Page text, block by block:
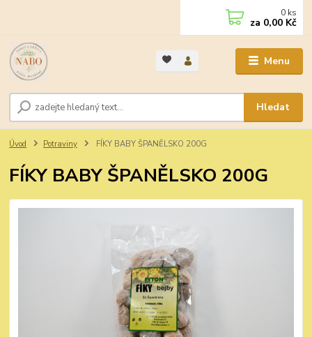
Menu
Hledat
0 ks
za 0,00 Kč
Úvod Potraviny FÍKY BABY ŠPANĚLSKO 200G
FÍKY BABY ŠPANĚLSKO 200G